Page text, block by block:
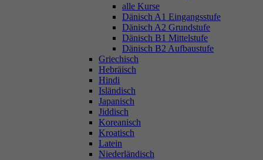
alle Kurse
Dänisch A1 Eingangsstufe
Dänisch A2 Grundstufe
Dänisch B1 Mittelstufe
Dänisch B2 Aufbaustufe
Griechisch
Hebräisch
Hindi
Isländisch
Japanisch
Jiddisch
Koreanisch
Kroatisch
Latein
Niederländisch